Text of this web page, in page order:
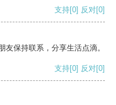
支持[0] 反对[0]
保持联系，分享生活点滴。
支持[0] 反对[0]